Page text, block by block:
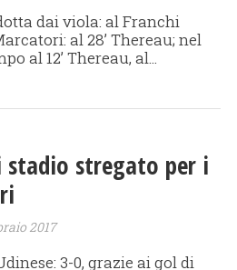
dai viola: al Franchi
al 28’ Thereau; nel
al 12’ Thereau, al...
stadio stregato per i
2017
3-0, grazie ai gol di